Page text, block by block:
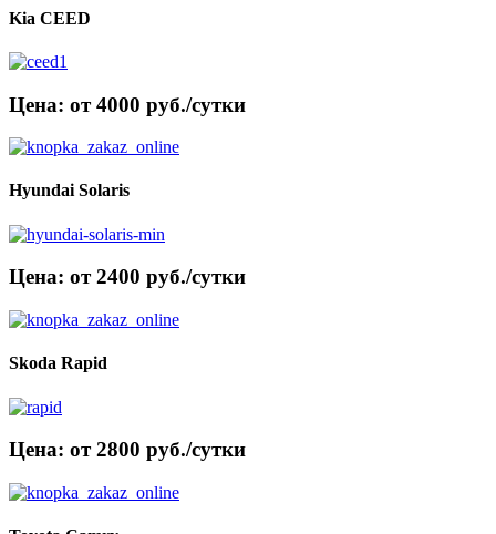
Kia CEED
Цена: от 4000 руб./сутки
Hyundai Solaris
Цена: от 2400 руб./сутки
Skoda Rapid
Цена: от 2800 руб./сутки